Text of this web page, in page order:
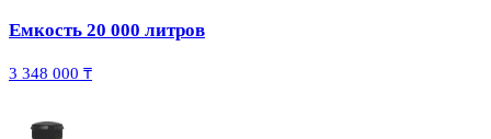
Емкость 20 000 литров
3 348 000 ₸